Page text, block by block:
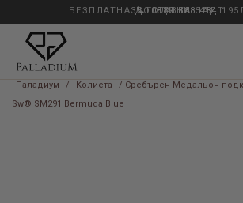
33 ГОДИНИ ОПИТ
БЕЗПЛАТНА ДОСТАВКА НАД
0889 888 484
Паладиум / Колиета
/ Сребърен Медальон
Sw® SM291 Bermuda Blue